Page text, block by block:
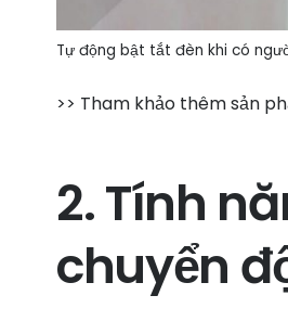
Tự động bật tắt đèn khi có
>> Tham khảo thêm sản
2. Tính
chuyển